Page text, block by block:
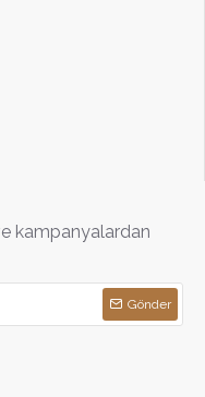
kampanyalardan
Gönder